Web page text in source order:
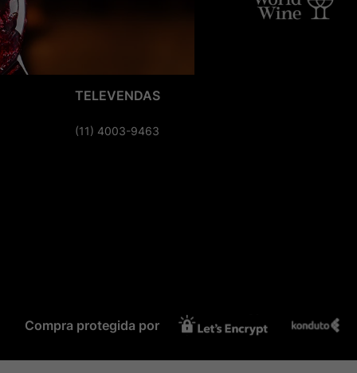
TELEVENDAS
(11) 4003-9463
Compra protegida por